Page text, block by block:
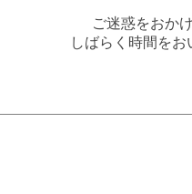
ご迷惑をおか
しばらく時間を